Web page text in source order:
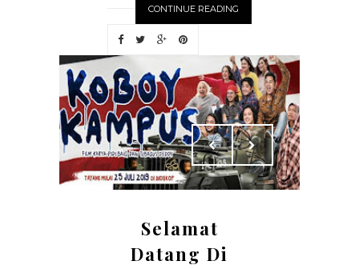
CONTINUE READING
Selamat
Datang Di